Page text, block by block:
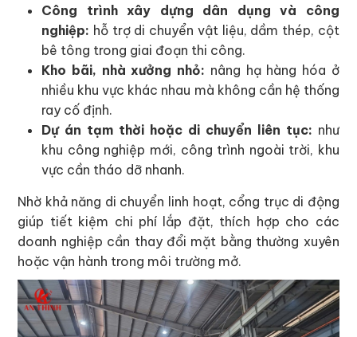
Công trình xây dựng dân dụng và công
nghiệp: hỗ trợ di chuyển vật liệu, dầm thép, cột
bê tông trong giai đoạn thi công.
Kho bãi, nhà xưởng nhỏ: nâng hạ hàng hóa ở
nhiều khu vực khác nhau mà không cần hệ thống
ray cố định.
Dự án tạm thời hoặc di chuyển liên tục: như
khu công nghiệp mới, công trình ngoài trời, khu
vực cần tháo dỡ nhanh.
Nhờ khả năng di chuyển linh hoạt, cổng trục di động
giúp tiết kiệm chi phí lắp đặt, thích hợp cho các
doanh nghiệp cần thay đổi mặt bằng thường xuyên
hoặc vận hành trong môi trường mở.